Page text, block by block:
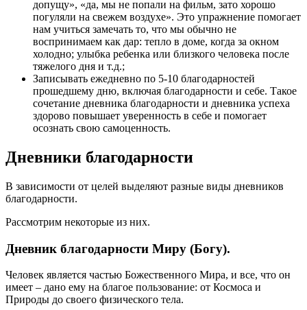
допущу», «да, мы не попали на фильм, зато хорошо
погуляли на свежем воздухе». Это упражнение помогает
нам учиться замечать то, что мы обычно не
воспринимаем как дар: тепло в доме, когда за окном
холодно; улыбка ребенка или близкого человека после
тяжелого дня и т.д.;
Записывать ежедневно по 5-10 благодарностей
прошедшему дню, включая благодарности и себе. Такое
сочетание дневника благодарности и дневника успеха
здорово повышает уверенность в себе и помогает
осознать свою самоценность.
Дневники благодарности
В зависимости от целей выделяют разные виды дневников
благодарности.
Рассмотрим некоторые из них.
Дневник благодарности Миру (Богу).
Человек является частью Божественного Мира, и все, что он
имеет – дано ему на благое пользование: от Космоса и
Природы до своего физического тела.